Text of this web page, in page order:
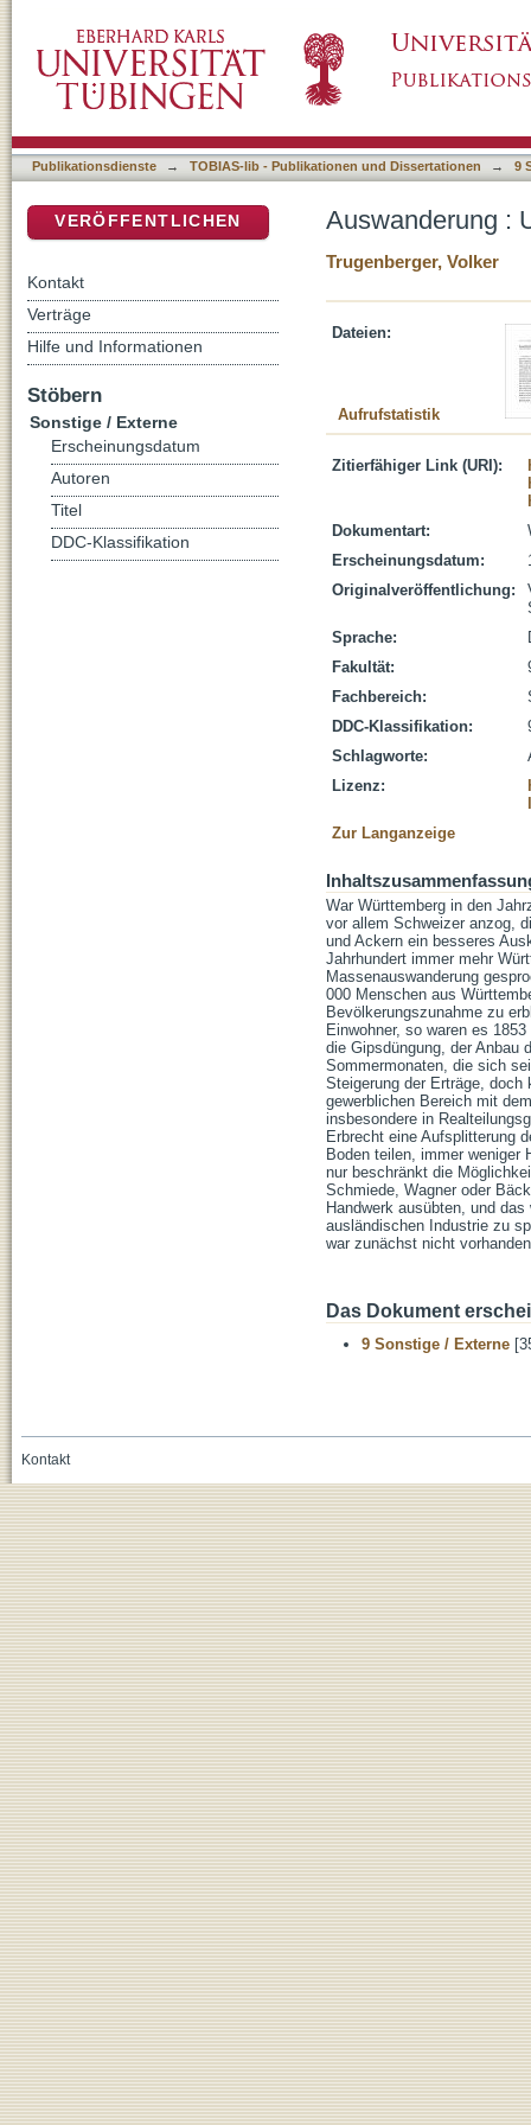
Publikationsdienste → TOBIAS-lib - Publikationen und Dissertationen → 9
Auswanderung :
Trugenberger, Volker
Dateien:
Aufrufstatistik
Zitierfähiger Link (URI):
Dokumentart:
Erscheinungsdatum:
Originalveröffentlichung:
Sprache:
Fakultät:
Fachbereich:
DDC-Klassifikation:
Schlagworte:
Lizenz:
Zur Langanzeige
War Württemberg in den
vor allem Schweizer anzog,
und Ackern ein besseres
Jahrhundert immer mehr
Massenauswanderung
000 Menschen aus
Bevölkerungszunahme zu
Einwohner, so waren es
die Gipsdüngung, der Anbau
Sommermonaten, die sich
Steigerung der Erträge,
gewerblichen Bereich mit
insbesondere in
Erbrecht eine Aufsplitterung
Boden teilen, immer weniger
nur beschränkt die
Schmiede, Wagner oder
Handwerk ausübten, und
ausländischen Industrie zu
war zunächst nicht
Das Dokument
9 Sonstige / Externe
VERÖFFENTLICHEN
Kontakt
Verträge
Hilfe und Informationen
Stöbern
Sonstige / Externe
Erscheinungsdatum
Autoren
Titel
DDC-Klassifikation
Kontakt